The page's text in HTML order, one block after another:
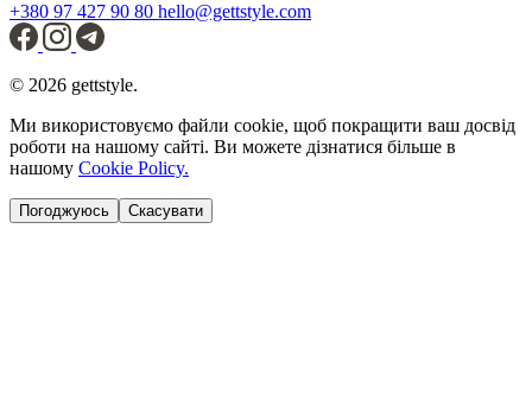
+380 97 427 90 80 hello@gettstyle.com
© 2026 gettstyle.
Ми використовуємо файли cookie, щоб покращити ваш досвід
роботи на нашому сайті. Ви можете дізнатися більше в
нашому Cookie Policy.
Погоджуюсь Скасувати